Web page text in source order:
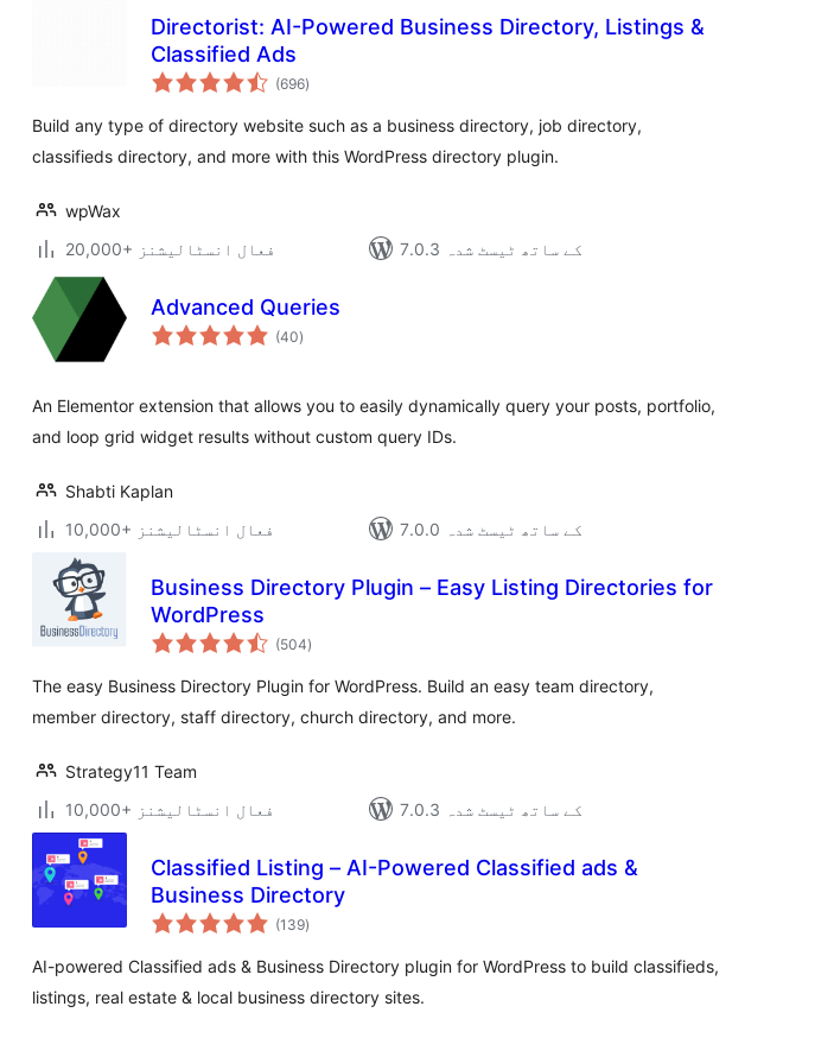
Directorist: AI-Powered Business Directory, Listings &
Classified Ads
(696مجموعی
درجہ
)
Build any type of directory website such as a business directory, job directory,
classifieds directory, and more with this WordPress directory plugin.
wpWax
20,000+ فعال انسٹالیشنز
7.0.3 کے ساتھ ٹیسٹ شدہ
Advanced Queries
(40مجموعی
درجہ
)
An Elementor extension that allows you to easily dynamically query your posts, portfolio,
and loop grid widget results without custom query IDs.
Shabti Kaplan
10,000+ فعال انسٹالیشنز
7.0.0 کے ساتھ ٹیسٹ شدہ
Business Directory Plugin – Easy Listing Directories for
WordPress
(504مجموعی
درجہ
)
The easy Business Directory Plugin for WordPress. Build an easy team directory,
member directory, staff directory, church directory, and more.
Strategy11 Team
10,000+ فعال انسٹالیشنز
7.0.3 کے ساتھ ٹیسٹ شدہ
Classified Listing – AI-Powered Classified ads &
Business Directory
(139مجموعی
درجہ
)
AI-powered Classified ads & Business Directory plugin for WordPress to build classifieds,
listings, real estate & local business directory sites.